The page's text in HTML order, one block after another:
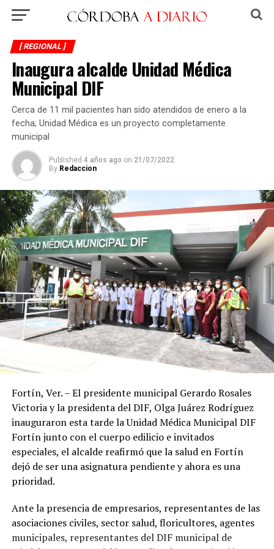
[ REGIONAL ]
Inaugura alcalde Unidad Médica
Municipal DIF
Cerca de 11 mil pacientes han sido atendidos de enero a la
fecha; Unidad Médica es un proyecto completamente
municipal
Published 4 años ago on 21/07/2022
By Redaccion
Fortín, Ver. – El presidente municipal Gerardo Rosales
Victoria y la presidenta del DIF, Olga Juárez Rodríguez
inauguraron esta tarde la Unidad Médica Municipal DIF
Fortín junto con el cuerpo edilicio e invitados
especiales, el alcalde reafirmó que la salud en Fortín
dejó de ser una asignatura pendiente y ahora es una
prioridad.
Ante la presencia de empresarios, representantes de las
asociaciones civiles, sector salud, floricultores, agentes
municipales, representantes del DIF municipal de